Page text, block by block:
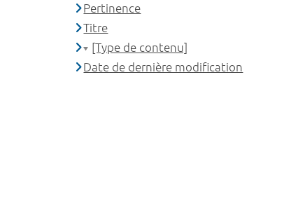
Pertinence
Titre
[Type de contenu]
Date de dernière modification